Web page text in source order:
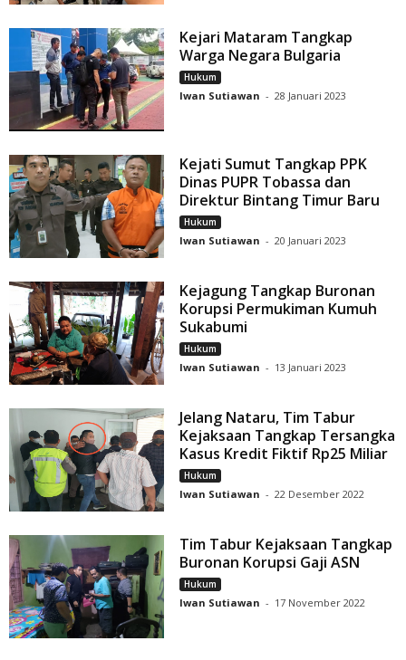
Kejari Mataram Tangkap
Warga Negara Bulgaria
Hukum
Iwan Sutiawan - 28 Januari 2023
Kejati Sumut Tangkap PPK
Dinas PUPR Tobassa dan
Direktur Bintang Timur Baru
Hukum
Iwan Sutiawan - 20 Januari 2023
Kejagung Tangkap Buronan
Korupsi Permukiman Kumuh
Sukabumi
Hukum
Iwan Sutiawan - 13 Januari 2023
Jelang Nataru, Tim Tabur
Kejaksaan Tangkap Tersangka
Kasus Kredit Fiktif Rp25 Miliar
Hukum
Iwan Sutiawan - 22 Desember 2022
Tim Tabur Kejaksaan Tangkap
Buronan Korupsi Gaji ASN
Hukum
Iwan Sutiawan - 17 November 2022